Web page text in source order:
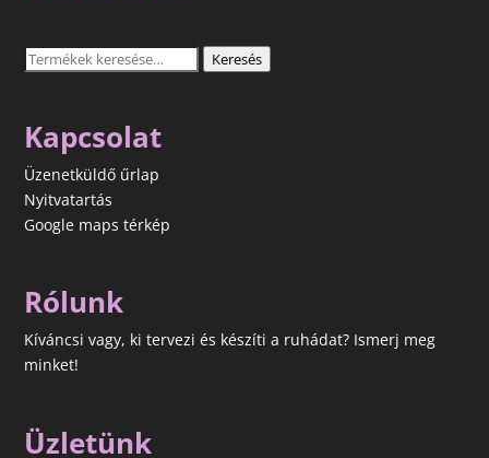
Keresés
Keresés
Kapcsolat
Üzenetküldő űrlap
Nyitvatartás
Google maps térkép
Rólunk
Kíváncsi vagy, ki tervezi és készíti a ruhádat? Ismerj meg
minket!
Üzletünk